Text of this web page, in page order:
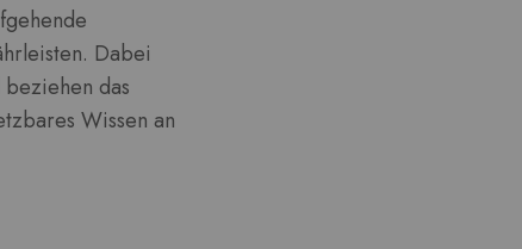
Dabei
beziehen das
Wissen an